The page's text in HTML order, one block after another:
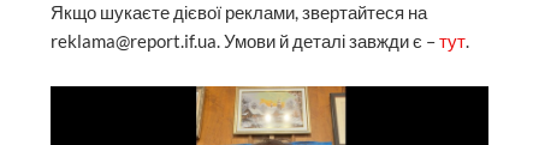
Якщо шукаєте дієвої реклами, звертайтеся на
reklama@report.if.ua. Умови й деталі завжди є –тут.